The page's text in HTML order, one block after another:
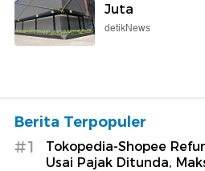
Juta
detikNews
Berita Terpopuler
#1
Tokopedia-Shopee
Usai Pajak Ditunda,